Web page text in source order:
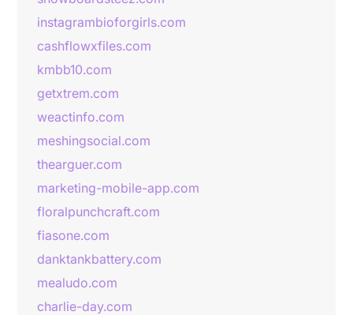
instagrambioforgirls.com
cashflowxfiles.com
kmbb10.com
getxtrem.com
weactinfo.com
meshingsocial.com
thearguer.com
marketing-mobile-app.com
floralpunchcraft.com
fiasone.com
danktankbattery.com
mealudo.com
charlie-day.com